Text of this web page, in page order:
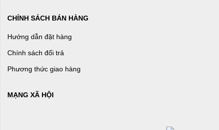
CHÍNH SÁCH BÁN HÀNG
Hướng dẫn đặt hàng
Chính sách đổi trả
Phương thức giao hàng
MẠNG XÃ HỘI